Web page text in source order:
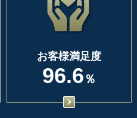
お客様満足度
96.6 ％